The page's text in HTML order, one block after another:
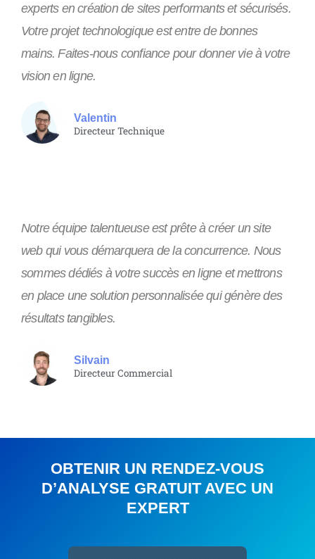
experts en création de sites performants et sécurisés.
Votre projet technologique est entre de bonnes
mains. Faites-nous confiance pour donner vie à votre
vision en ligne.
Valentin
Directeur Technique
Notre équipe talentueuse est prête à créer un site
web qui vous démarquera de la concurrence. Nous
sommes dédiés à votre succès en ligne et mettrons
en place une solution personnalisée qui génère des
résultats tangibles.
Silvain
Directeur Commercial
OBTENIR UN RENDEZ-VOUS
D’ANALYSE GRATUIT AVEC UN
EXPERT